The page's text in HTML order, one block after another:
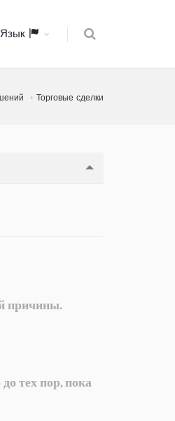
Язык
Торговые сделки
причины.
тех пор, пока